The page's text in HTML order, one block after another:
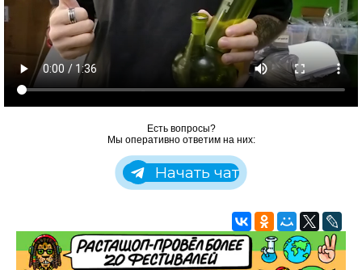
Есть вопросы?
Мы оперативно ответим на них:
Начать чат